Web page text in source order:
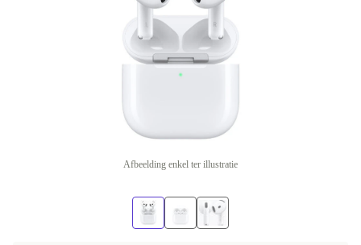
Afbeelding enkel ter illustratie